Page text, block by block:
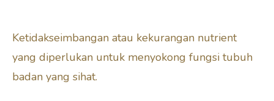
Ketidakseimbangan atau kekurangan nutrient
yang diperlukan untuk menyokong fungsi tubuh
badan yang sihat.